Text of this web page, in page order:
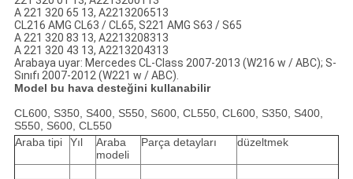
A 221 320 65 13, A2213206513
CL216 AMG CL63 / CL65, S221 AMG S63 / S65
A 221 320 83 13, A2213208313
A 221 320 43 13, A2213204313
Arabaya uyar: Mercedes CL-Class 2007-2013 (W216 w / ABC); S-
Sınıfı 2007-2012 (W221 w / ABC).
Model bu hava desteğini kullanabilir
CL600, S350, S400, S550, S600, CL550, CL600, S350, S400,
S550, S600, CL550
Araba tipi
Yıl
Araba
modeli
Parça detayları düzeltmek